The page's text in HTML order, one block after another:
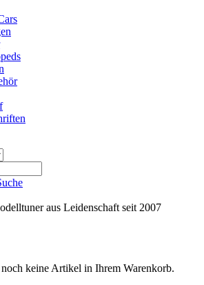
aus Leidenschaft seit 2007
noch keine Artikel in Ihrem Warenkorb.